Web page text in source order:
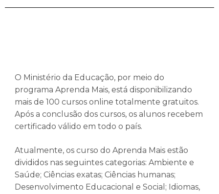
O Ministério da Educação, por meio do
programa Aprenda Mais, está disponibilizando
mais de 100 cursos online totalmente gratuitos.
Após a conclusão dos cursos, os alunos recebem
certificado válido em todo o país.
Atualmente, os curso do Aprenda Mais estão
divididos nas seguintes categorias: Ambiente e
Saúde; Ciências exatas; Ciências humanas;
Desenvolvimento Educacional e Social; Idiomas,